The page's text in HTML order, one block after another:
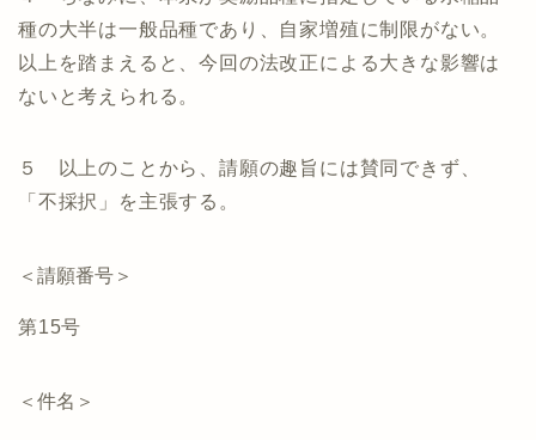
種の大半は一般品種であり、自家増殖に制限がない。
以上を踏まえると、今回の法改正による大きな影響は
ないと考えられる。
５ 以上のことから、請願の趣旨には賛同できず、
「不採択」を主張する。
＜請願番号＞
第15号
＜件名＞